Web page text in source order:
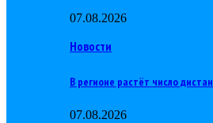
07.08.2026
Новости
В регионе растёт число
07.08.2026